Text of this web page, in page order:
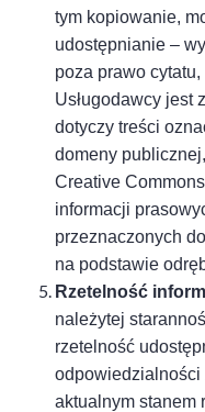
tym kopiowanie,
udostępnianie –
poza prawo
Usługodawcy jest
dotyczy treści
domeny
Creative
informacji
przeznaczonych
na podstawie
Rzetelność
należytej
rzetelność
odpowiedzialności
aktualnym stanem